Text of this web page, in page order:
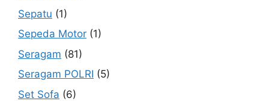
Sepatu (1)
Sepeda Motor (1)
Seragam (81)
Seragam POLRI (5)
Set Sofa (6)